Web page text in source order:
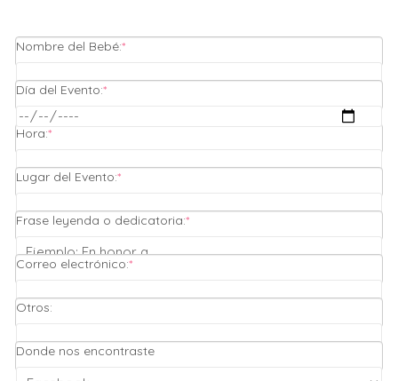
Nombre del Bebé:*(required)
Día del Evento:*(required)
Hora:*(required)
Lugar del Evento:*(required)
Frase leyenda o dedicatoria:*(required)
Correo electrónico:*(required)
Otros:
Donde nos encontraste